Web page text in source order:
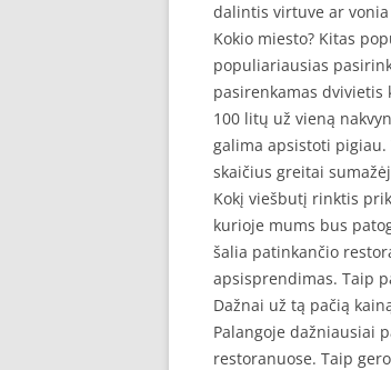
dalintis virtuve ar
Kokio miesto? Kitas
populiariausias
pasirenkamas
100 litų už vieną
galima apsistoti
skaičius greitai
Kokį viešbutį rinktis
kurioje mums bus
šalia patinkančio
apsisprendimas. Taip
Dažnai už tą pačią
Palangoje dažniausiai
restoranuose. Taip